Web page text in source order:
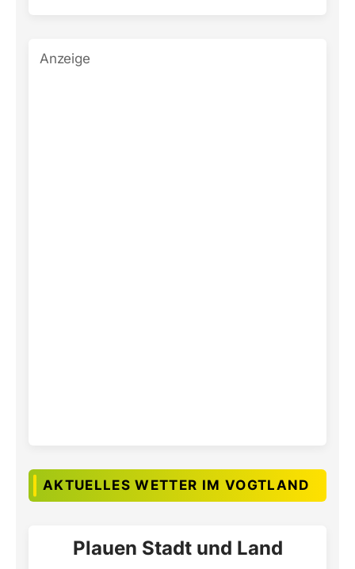
Anzeige
AKTUELLES WETTER IM VOGTLAND
Plauen Stadt und Land